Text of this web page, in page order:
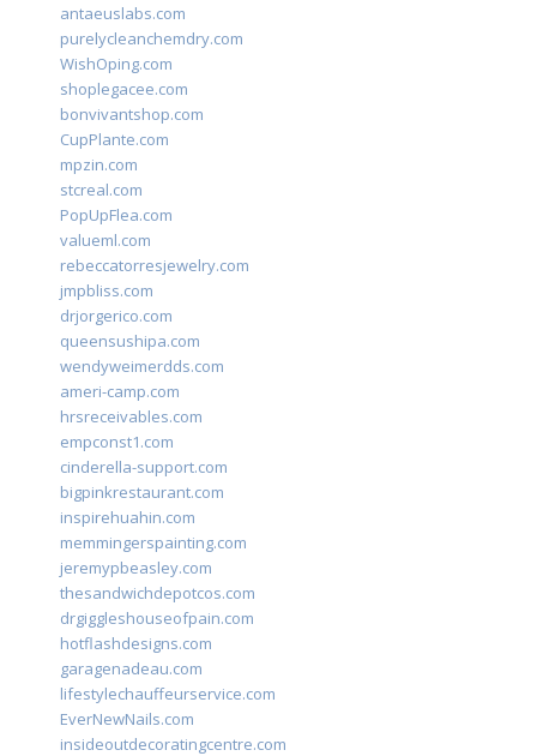
antaeuslabs.com
purelycleanchemdry.com
WishOping.com
shoplegacee.com
bonvivantshop.com
CupPlante.com
mpzin.com
stcreal.com
PopUpFlea.com
valueml.com
rebeccatorresjewelry.com
jmpbliss.com
drjorgerico.com
queensushipa.com
wendyweimerdds.com
ameri-camp.com
hrsreceivables.com
empconst1.com
cinderella-support.com
bigpinkrestaurant.com
inspirehuahin.com
memmingerspainting.com
jeremypbeasley.com
thesandwichdepotcos.com
drgiggleshouseofpain.com
hotflashdesigns.com
garagenadeau.com
lifestylechauffeurservice.com
EverNewNails.com
insideoutdecoratingcentre.com